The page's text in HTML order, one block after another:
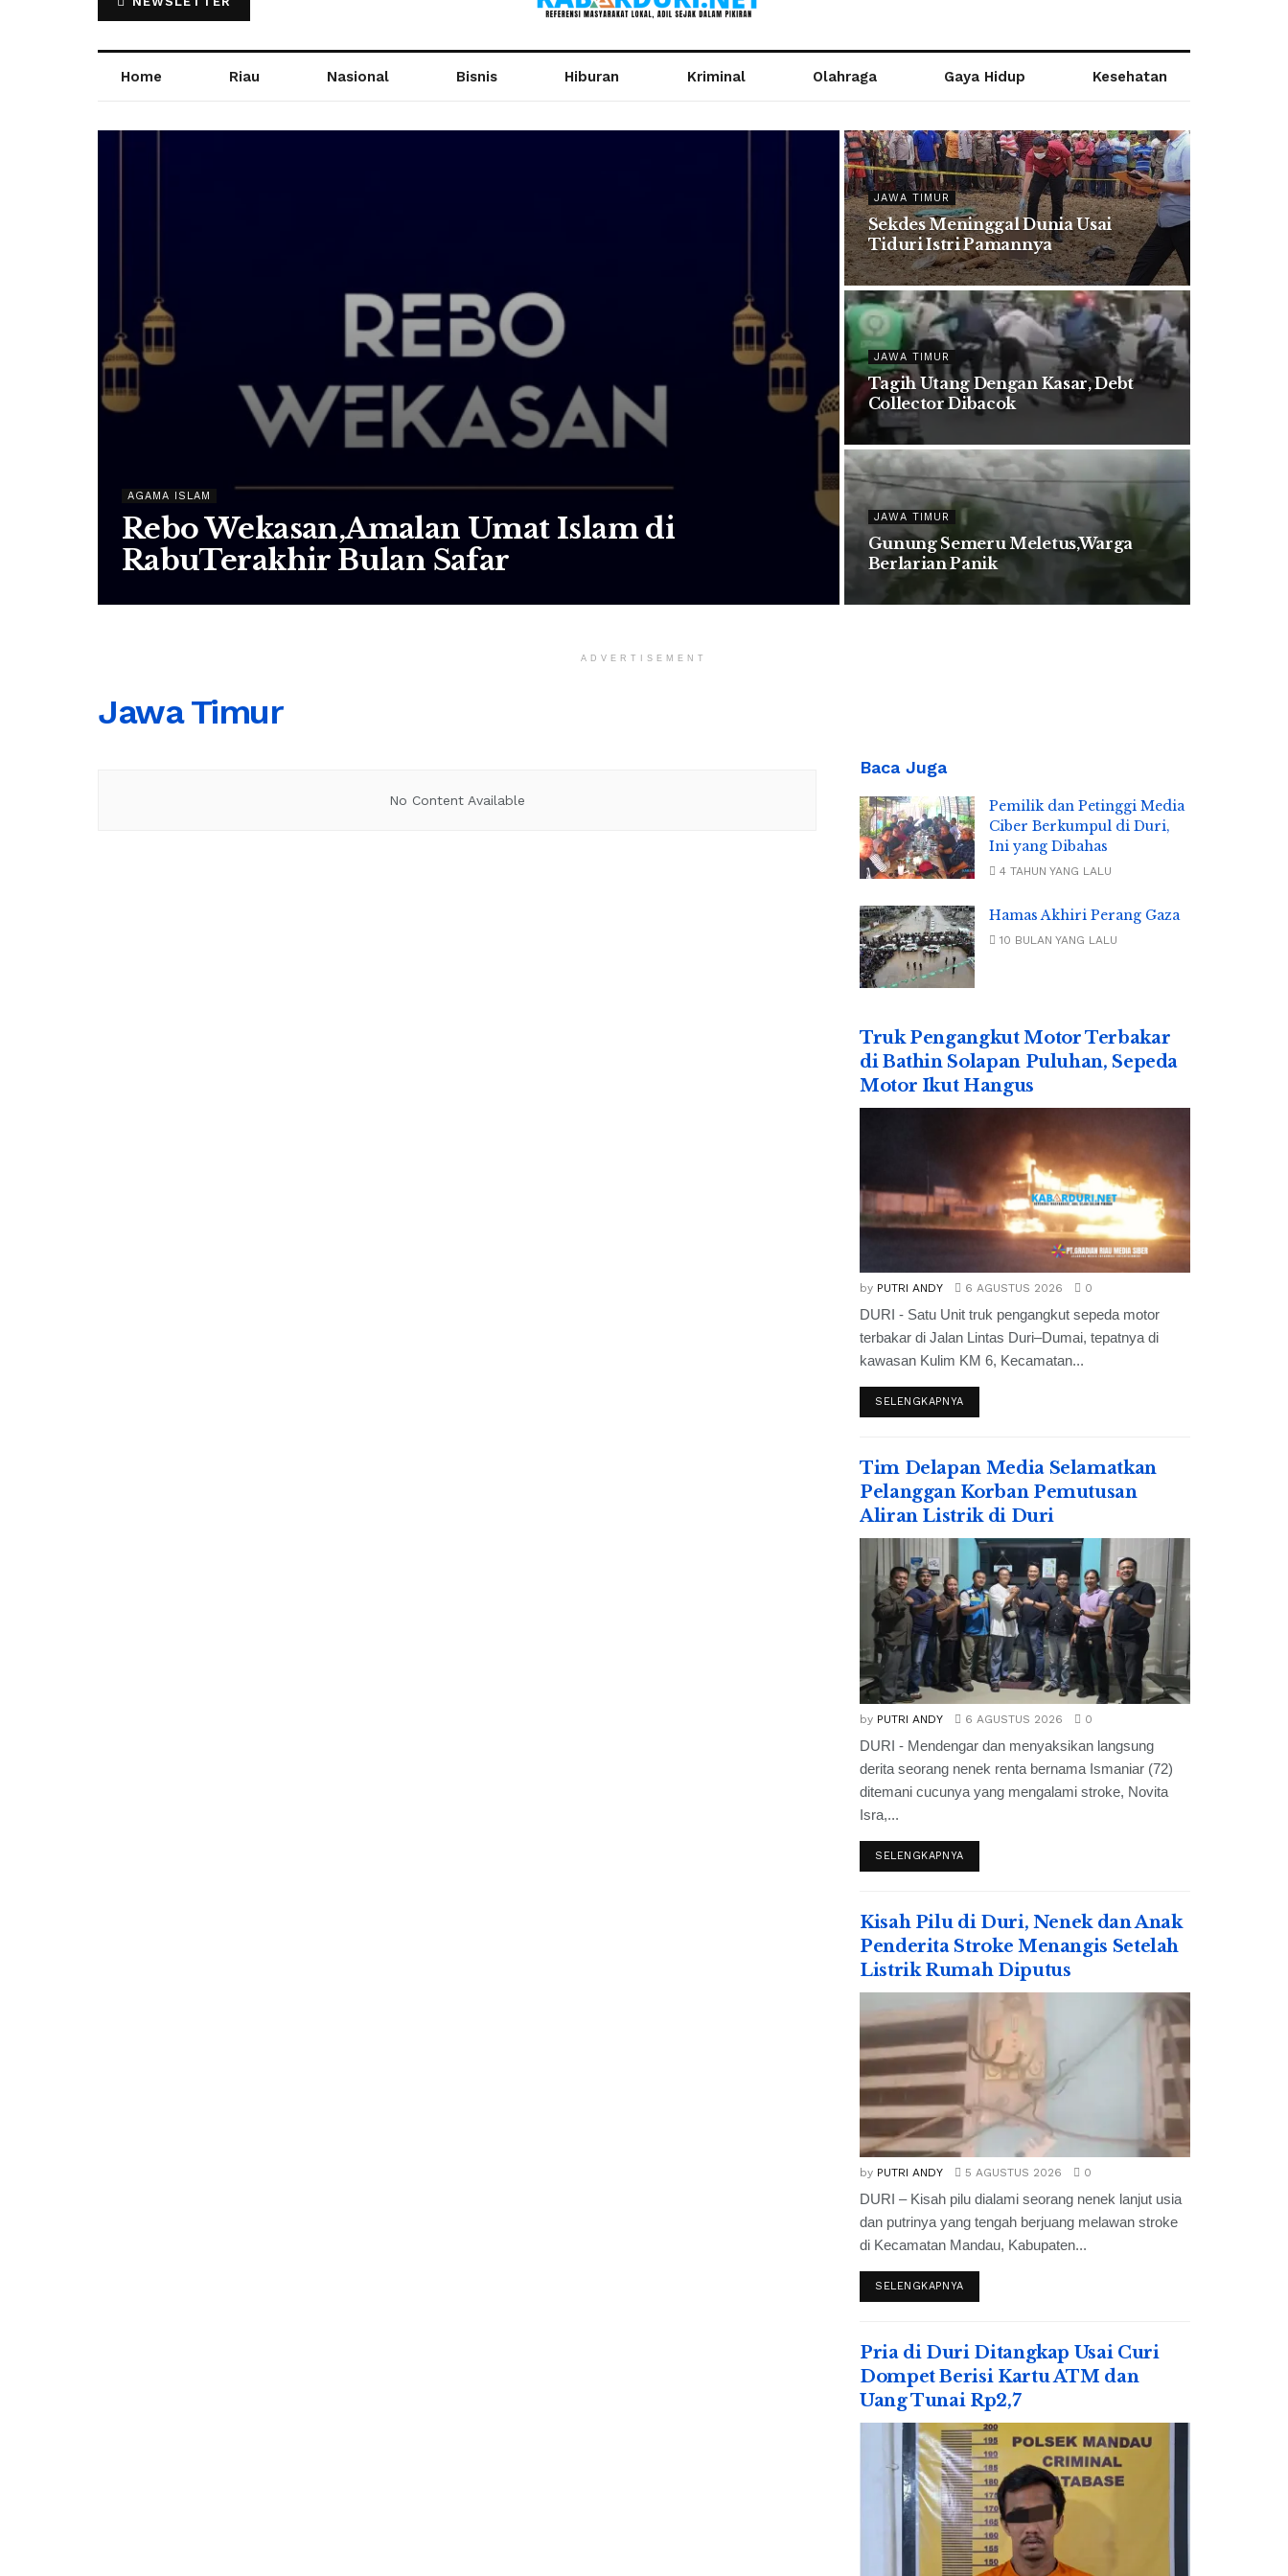
Home Riau Nasional Bisnis Hiburan Kriminal Olahraga Gaya Hidup Kesehatan
AGAMA ISLAM
Rebo Wekasan,Amalan Umat Islam di
RabuTerakhir Bulan Safar
JAWA TIMUR
Sekdes Meninggal Dunia Usai
Tiduri Istri Pamannya
JAWA TIMUR
Tagih Utang Dengan Kasar, Debt
Collector Dibacok
JAWA TIMUR
Gunung Semeru Meletus,Warga
Berlarian Panik
ADVERTISEMENT
Jawa Timur
No Content Available
Baca Juga
Pemilik dan Petinggi Media
Ciber Berkumpul di Duri,
Ini yang Dibahas
4 TAHUN YANG LALU
Hamas Akhiri Perang Gaza
10 BULAN YANG LALU
Truk Pengangkut Motor Terbakar
di Bathin Solapan Puluhan, Sepeda
Motor Ikut Hangus
by PUTRI ANDY 6 AGUSTUS 2026 0
DURI - Satu Unit truk pengangkut sepeda motor
terbakar di Jalan Lintas Duri–Dumai, tepatnya di
kawasan Kulim KM 6, Kecamatan...
SELENGKAPNYA
Tim Delapan Media Selamatkan
Pelanggan Korban Pemutusan
Aliran Listrik di Duri
by PUTRI ANDY 6 AGUSTUS 2026 0
DURI - Mendengar dan menyaksikan langsung
derita seorang nenek renta bernama Ismaniar (72)
ditemani cucunya yang mengalami stroke, Novita
Isra,...
SELENGKAPNYA
Kisah Pilu di Duri, Nenek dan Anak
Penderita Stroke Menangis Setelah
Listrik Rumah Diputus
by PUTRI ANDY 5 AGUSTUS 2026 0
DURI – Kisah pilu dialami seorang nenek lanjut usia
dan putrinya yang tengah berjuang melawan stroke
di Kecamatan Mandau, Kabupaten...
SELENGKAPNYA
Pria di Duri Ditangkap Usai Curi
Dompet Berisi Kartu ATM dan
Uang Tunai Rp2,7